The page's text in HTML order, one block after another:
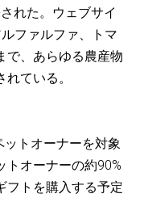
れた。ウェブサイ
ファルファ、トマ
で、あらゆる農産物
ている。
ットオーナーを対象
トオーナーの約90%
フトを購入する予定